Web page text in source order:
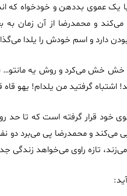
یک عموی بددهن و خودخواه که
و محمد‌رضا از آن زمان
دارد و اسم خودش را یلدا
خش خش می‌کرد و روش یه مانتو…
گرفتید من یلدام! یهو قاه
خود قرار گرفته است که تا
می‌کند و محمد‌رضا پی می‌برد
می‌زند، تازه راوی می‌خواهد